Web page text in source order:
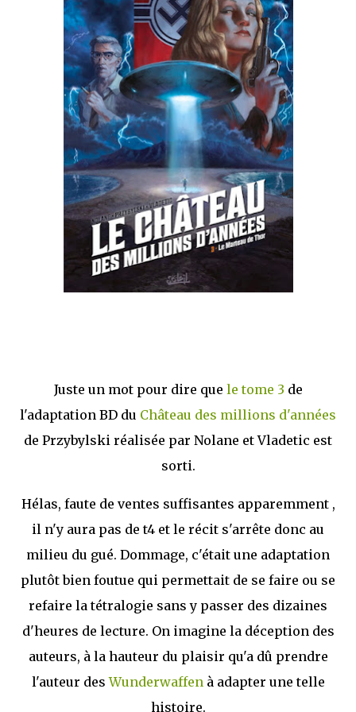
mettre sous tous les yeux. C'est cela...
Juste un mot pour dire que le tome 3 de
l'adaptation BD du Château des millions d'années
de Przybylski réalisée par Nolane et Vladetic est
sorti.
Hélas, faute de ventes suffisantes apparemment ,
il n'y aura pas de t4 et le récit s'arrête donc au
milieu du gué. Dommage, c'était une adaptation
plutôt bien foutue qui permettait de se faire ou se
refaire la tétralogie sans y passer des dizaines
d'heures de lecture. On imagine la déception des
auteurs, à la hauteur du plaisir qu'a dû prendre
l'auteur desWunderwaffenà adapter une telle
histoire.